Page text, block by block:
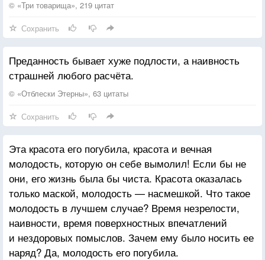
Ведь только в ней бывает счастье.
Наивность мне не служит оправданием
За то, что ты был светом и дыханьем
Целую И прости, что я была.
© «Три товарища», 219 цитат
Сохранить
Преданность бывает хуже подлости, а наивность
страшней любого расчёта.
© «Отблески Этерны», 63 цитаты
Сохранить
Эта красота его погубила, красота и вечная
молодость, которую он себе вымолил! Если бы не
они, его жизнь была бы чиста. Красота оказалась
только маской, молодость — насмешкой. Что такое
молодость в лучшем случае? Время незрелости,
наивности, время поверхностных впечатлений
и нездоровых помыслов. Зачем ему было носить ее
наряд? Да, молодость его погубила.